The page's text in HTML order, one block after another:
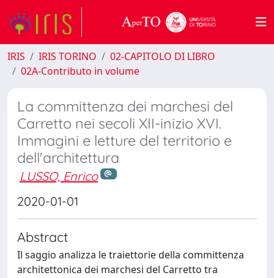
IRIS IRIS TORINO
02-CAPITOLO DI LIBRO
02A-Contributo in volume
La committenza dei marchesi del
Carretto nei secoli XII-inizio XVI.
Immagini e letture del territorio e
dell'architettura
LUSSO, Enrico
2020-01-01
Abstract
Il saggio analizza le traiettorie della committenza
architettonica dei marchesi del Carretto tra